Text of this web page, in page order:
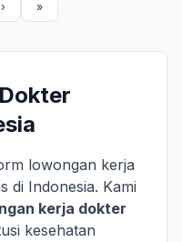
lowongan kerja
di Indonesia. Kami
kerja dokter
kesehatan